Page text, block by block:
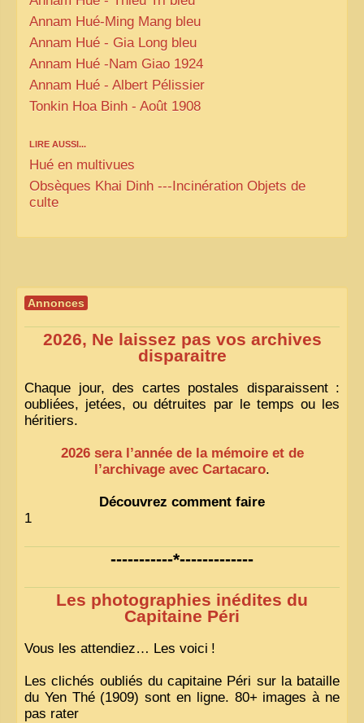
Annam Hué-Ming Mang bleu
Annam Hué - Gia Long bleu
Annam Hué -Nam Giao 1924
Annam Hué - Albert Pélissier
Tonkin Hoa Binh - Août 1908
LIRE AUSSI...
Hué en multivues
Obsèques Khai Dinh ---Incinération Objets de
culte
Annonces
2026, Ne laissez pas vos archives
disparaitre
Chaque jour, des cartes postales disparaissent :
oubliées, jetées, ou détruites par le temps ou les
héritiers.
2026 sera l’année de la mémoire et de
l’archivage avec Cartacaro.
Découvrez comment faire
1
-----------*-------------
Les photographies inédites du
Capitaine Péri
Vous les attendiez… Les voici !
Les clichés oubliés du capitaine Péri sur la bataille
du Yen Thé (1909) sont en ligne. 80+ images à ne
pas rater